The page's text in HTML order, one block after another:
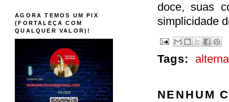
doce, suas
simplicidade
Tags:
NENHUM
AGORA TEMOS UM PIX
(FORTALEÇA COM
QUALQUER VALOR)!